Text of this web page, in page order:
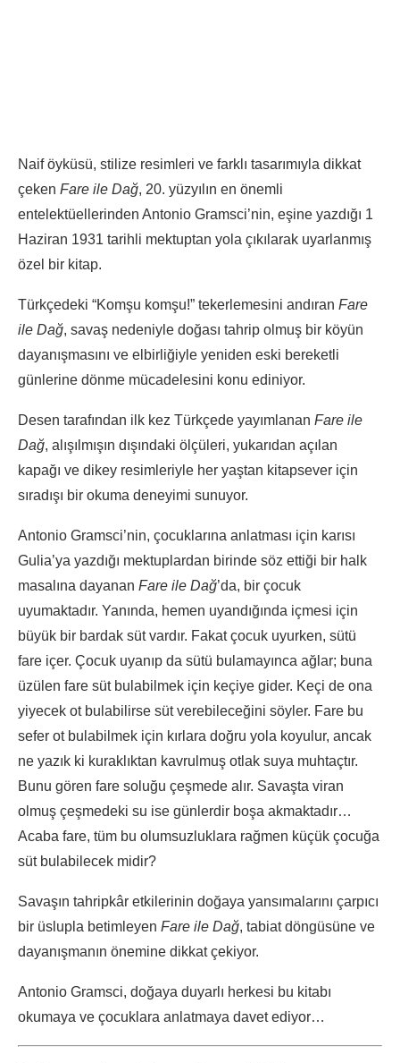
Naif öyküsü, stilize resimleri ve farklı tasarımıyla dikkat
çeken Fare ile Dağ, 20. yüzyılın en önemli
entelektüellerinden Antonio Gramsci’nin, eşine yazdığı 1
Haziran 1931 tarihli mektuptan yola çıkılarak uyarlanmış
özel bir kitap.
Türkçedeki “Komşu komşu!” tekerlemesini andıran Fare
ile Dağ, savaş nedeniyle doğası tahrip olmuş bir köyün
dayanışmasını ve elbirliğiyle yeniden eski bereketli
günlerine dönme mücadelesini konu ediniyor.
Desen tarafından ilk kez Türkçede yayımlanan Fare ile
Dağ, alışılmışın dışındaki ölçüleri, yukarıdan açılan
kapağı ve dikey resimleriyle her yaştan kitapsever için
sıradışı bir okuma deneyimi sunuyor.
Antonio Gramsci’nin, çocuklarına anlatması için karısı
Gulia’ya yazdığı mektuplardan birinde söz ettiği bir halk
masalına dayanan Fare ile Dağ’da, bir çocuk
uyumaktadır. Yanında, hemen uyandığında içmesi için
büyük bir bardak süt vardır. Fakat çocuk uyurken, sütü
fare içer. Çocuk uyanıp da sütü bulamayınca ağlar; buna
üzülen fare süt bulabilmek için keçiye gider. Keçi de ona
yiyecek ot bulabilirse süt verebileceğini söyler. Fare bu
sefer ot bulabilmek için kırlara doğru yola koyulur, ancak
ne yazık ki kuraklıktan kavrulmuş otlak suya muhtaçtır.
Bunu gören fare soluğu çeşmede alır. Savaşta viran
olmuş çeşmedeki su ise günlerdir boşa akmaktadır…
Acaba fare, tüm bu olumsuzluklara rağmen küçük çocuğa
süt bulabilecek midir?
Savaşın tahripkâr etkilerinin doğaya yansımalarını çarpıcı
bir üslupla betimleyen Fare ile Dağ, tabiat döngüsüne ve
dayanışmanın önemine dikkat çekiyor.
Antonio Gramsci, doğaya duyarlı herkesi bu kitabı
okumaya ve çocuklara anlatmaya davet ediyor…